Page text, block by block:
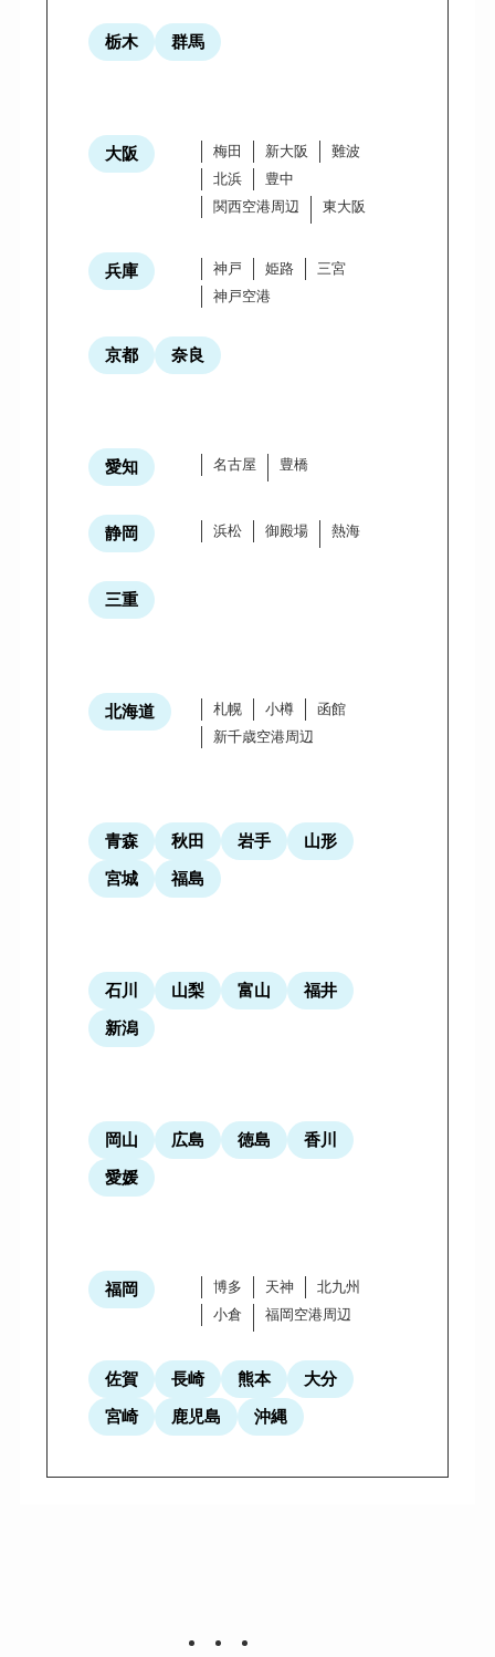
栃木 群馬
大阪 梅田 新大阪
難波
北浜
豊中
関西空港周辺
東大阪
兵庫 神戸 姫路
三宮
神戸空港
京都 奈良
愛知 名古屋 豊橋
静岡 浜松 御殿場 熱海
三重
北海道 札幌 小樽
函館
新千歳空港周辺
青森 秋田 岩手
山形
宮城
福島
石川 山梨 富山
福井
新潟
岡山 広島 徳島
香川
愛媛
福岡 博多 天神
北九州
小倉
福岡空港周辺
佐賀 長崎 熊本
大分
宮崎
鹿児島 沖縄